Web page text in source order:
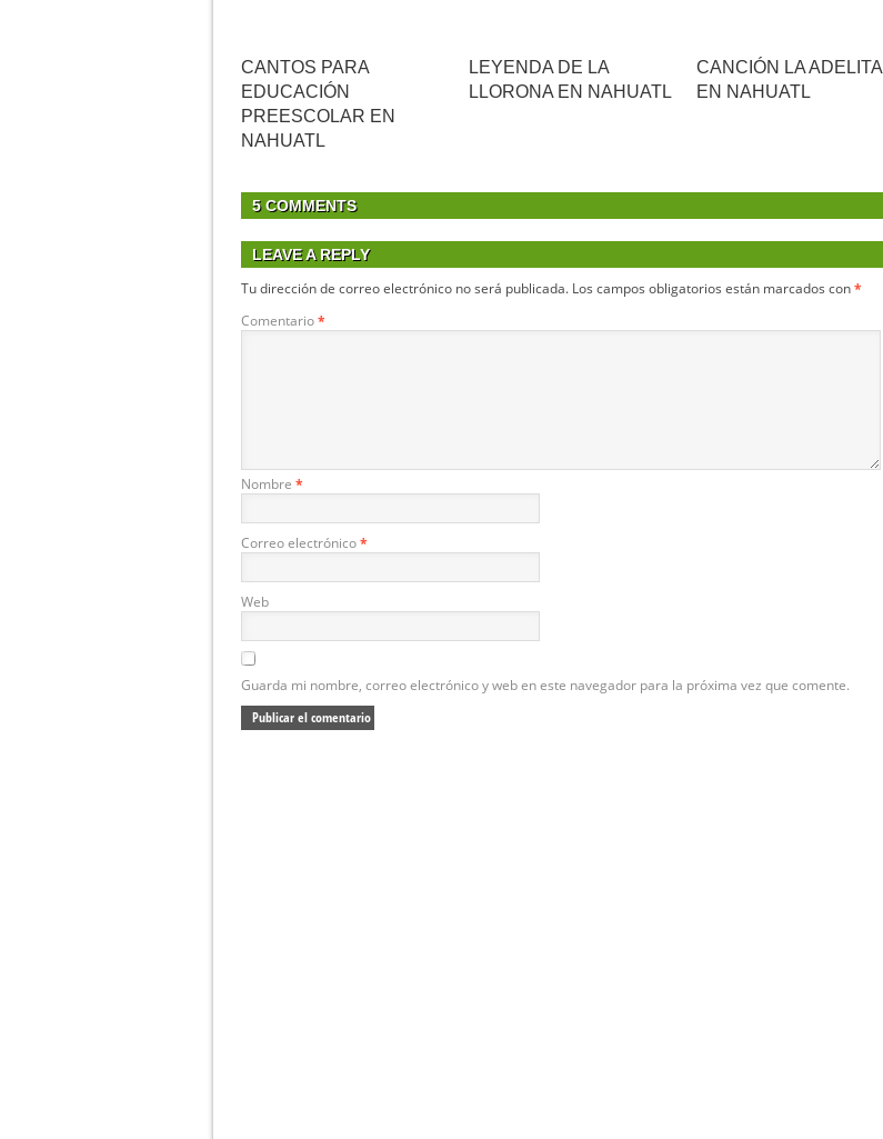
CANTOS PARA
EDUCACIÓN
PREESCOLAR EN
NAHUATL
LEYENDA DE LA
LLORONA EN NAHUATL
CANCIÓN LA ADELITA
EN NAHUATL
5 COMMENTS
LEAVE A REPLY
Tu dirección de correo electrónico no será publicada. Los campos obligatorios están marcados con*
Comentario*
Nombre *
Correo electrónico*
Web
Guarda mi nombre, correo electrónico y web en este navegador para la próxima vez que comente.